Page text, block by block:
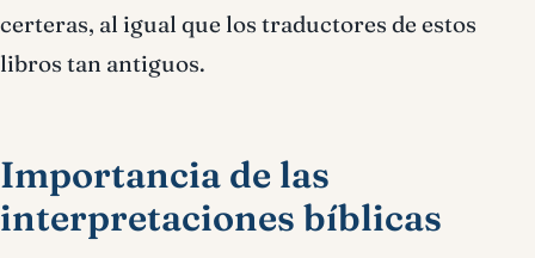
certeras, al igual que los traductores de estos
libros tan antiguos.
Importancia de las
interpretaciones bíblicas